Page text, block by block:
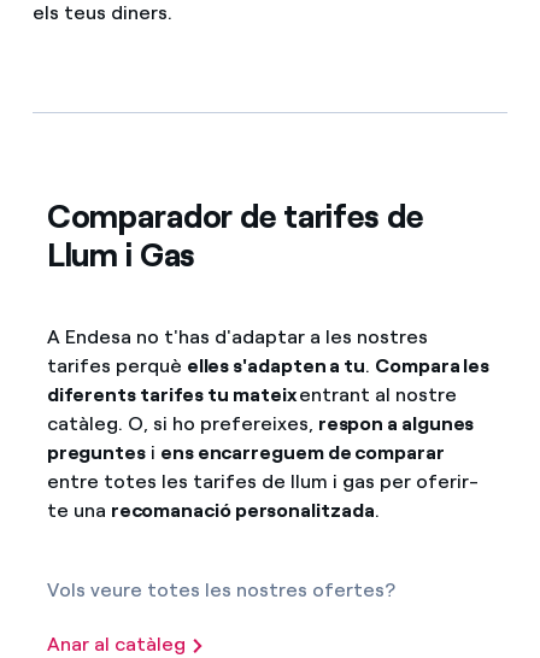
els teus diners.
Comparador de tarifes de
Llum i Gas
A Endesa no t'has d'adaptar a les nostres
tarifes perquè elles s'adapten a tu. Compara les
diferents tarifes tu mateixentrant al nostre
catàleg. O, si ho prefereixes, respon a algunes
preguntesi ens encarreguem de comparar
entre totes les tarifes de llum i gas per oferir-
te una recomanació personalitzada.
Vols veure totes les nostres ofertes?
Anar al catàleg